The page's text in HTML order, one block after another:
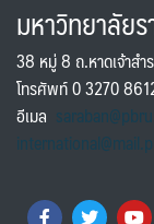
มหาวิทยาลัย
38 หมู่ 8 ถ.หาดเจ้าส
โทรศัพท์ 0 3270
อีเมล